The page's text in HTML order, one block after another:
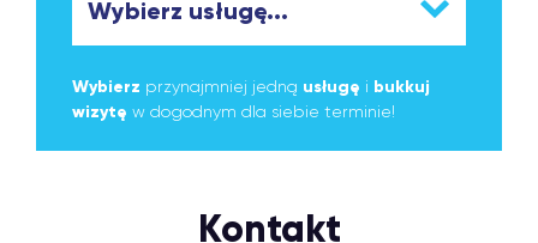
Wybierz przynajmniej jedną usługę i bukkuj
wizytę w dogodnym dla siebie terminie!
Kontakt